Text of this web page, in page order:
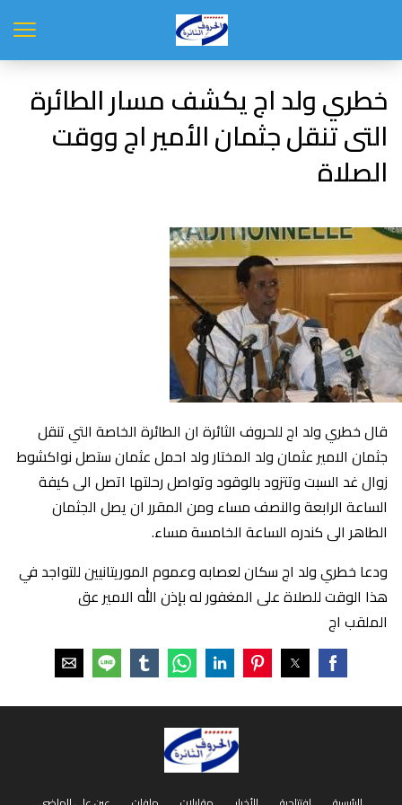
خطري ولد اج يكشف مسار الطائرة
التى تنقل جثمان الأمير اج ووقت
الصلاة
قال خطري ولد اج للحروف الثائرة ان الطائرة الخاصة التي تنقل
جثمان الامير عثمان ولد المختار ولد احمل عثمان ستصل نواكشوط
زوال غد السبت وتتزود بالوقود وتواصل رحلتها اتصل الى كيفة
الساعة الرابعة والنصف مساء ومن المقرر ان يصل الجثمان
الطاهر الى كندره الساعة الخامسة مساء.
ودعا خطري ولد اج سكان لعصابه وعموم الموريتانيين للتواجد في
هذا الوقت للصلاة على المغفور له بإذن الله الامير عق
الملقب اج